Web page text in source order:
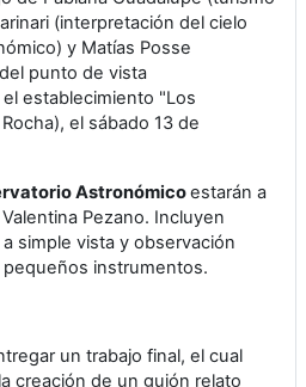
(interpretación del cielo
y Matías Posse
punto de vista
establecimiento "Los
el sábado 13 de
Astronómicoestarán a
Pezano. Incluyen
simple vista y observación
instrumentos.
un trabajo final, el cual
creación de un guión relato